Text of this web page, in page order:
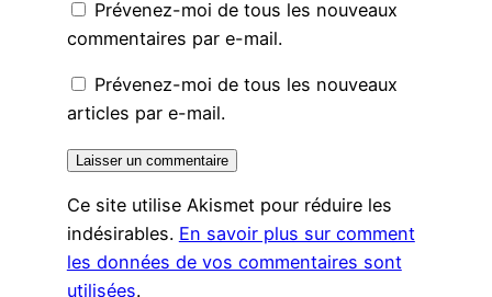
Prévenez-moi de tous les nouveaux
commentaires par e-mail.
Prévenez-moi de tous les nouveaux
articles par e-mail.
Ce site utilise Akismet pour réduire les
indésirables. En savoir plus sur comment
les données de vos commentaires sont
utilisées.